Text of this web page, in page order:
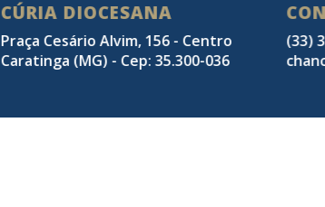
CÚRIA DIOCESANA
Praça Cesário Alvim, 156 - Centro
Caratinga (MG) - Cep: 35.300-036
(33)